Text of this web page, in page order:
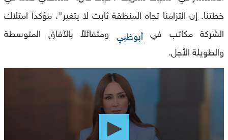
خطتنا. إن التزامنا تجاه المنطقة ثابت لا يتغير"، مؤكداً امتلاك
الشركة مكاتب فيأبوظبي ومتفائلاً بالآفاق المتوسطة
والطويلة الأجل.